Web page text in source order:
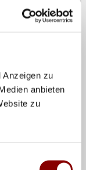
Anzeigen zu
anbieten
zu
sie das
Saison
Motivation,
zeigen,
fortsetzen